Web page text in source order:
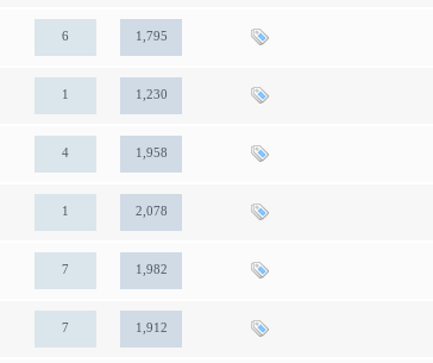
6 1,795
1 1,230
4 1,958
1 2,078
7 1,982
7 1,912